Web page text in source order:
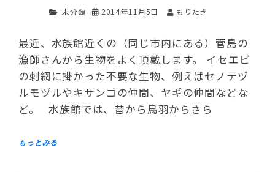
未分類 2014年11月5日 もりたき
最近、水族館近くの（同じ市内にある）菅島の
漁師さんから生物をよく頂戴します。 イセエビ
の刺網に掛かった不要な生物、例えばセノテヅ
ルモヅルやキサンゴの仲間、ヤギの仲間などな
ど。 水族館では、昔から鳥羽からさら